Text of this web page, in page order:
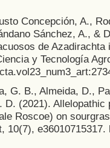
Concepción, A.,
Sánchez, A., &
de Azadirachta
y Tecnología
G. B., Almeida, D.,
D. (2021).
Roscoe) on
10(7),